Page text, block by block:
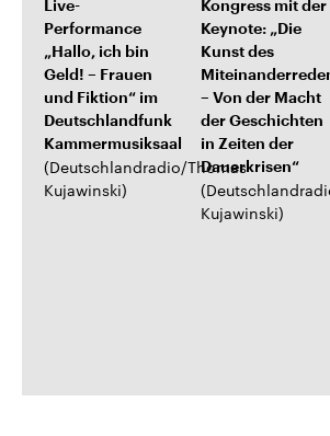
Live-
Performance
„Hallo, ich bin
Geld! – Frauen
und Fiktion“ im
Deutschlandfunk
Kammermusiksaal
(Deutschlandradio/Thomas
Kujawinski)
Kongress mit der
Keynote: „Die
Kunst des
– Von der Macht
der Geschichten
in Zeiten der
Dauerkrisen“
(
Kujawinski)